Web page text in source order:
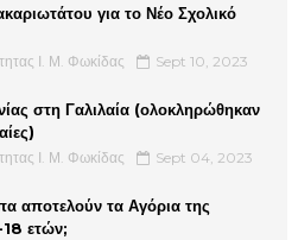
για το Νέο Σχολικό
Ι. Μ. Φωκίδας Sept 10, 2023
στη Γαλιλαία (ολοκληρώθηκαν
Ι. Μ. Φωκίδας Sept 04, 2023
αποτελούν τα Αγόρια της
18 ετών;